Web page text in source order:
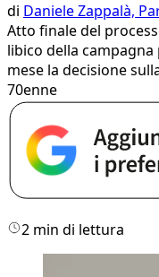
di Daniele Zappalà,
Atto finale del
libico della
mese la decisione
70enne
2 min di lettura